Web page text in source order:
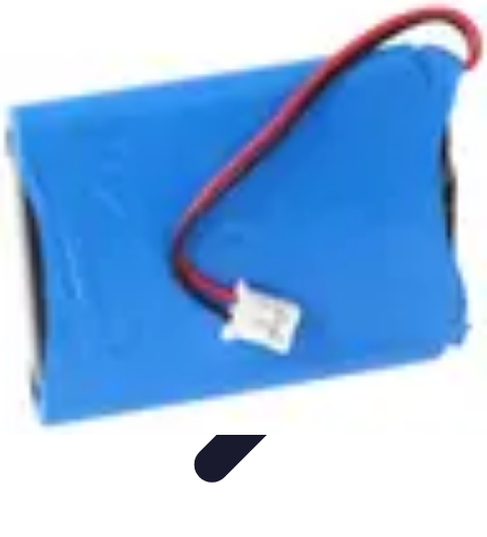
TechnologieAnimaux &
Astuces Pour Tous